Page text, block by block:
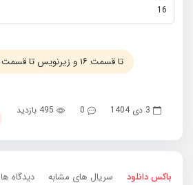
16
تا قسمت ۱۶ و زیرنویس تا قسمت ۱۶ اضافه شد
3 دی 1404 0 495 بازدید
باکس دانلود سریال های مشابه دیدگاه ها